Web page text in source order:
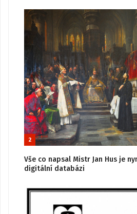
2
Vše co napsal Mistr Jan Hus je
digitální databázi